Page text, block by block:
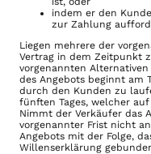
indem er den
zur Zahlung
Liegen mehrere der
Vertrag in dem Zeitpunkt
vorgenannten
des Angebots beginnt am
durch den Kunden zu
fünften Tages, welcher
Nimmt der Verkäufer das
vorgenannter Frist nicht
Angebots mit der Folge,
Willenserklärung